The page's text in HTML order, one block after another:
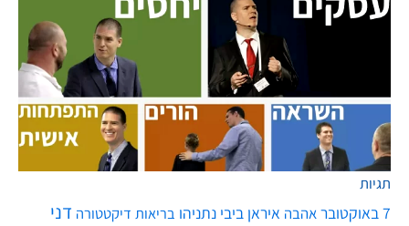
תגיות
7 באוקטובר אהבה איראן ביבי נתניהו בריאות דיקטטורה דני